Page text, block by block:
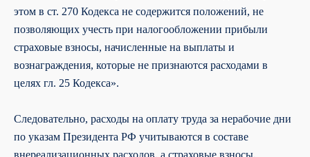
этом в ст. 270 Кодекса не содержится положений, не
позволяющих учесть при налогообложении прибыли
страховые взносы, начисленные на выплаты и
вознаграждения, которые не признаются расходами в
целях гл. 25 Кодекса».
Следовательно, расходы на оплату труда за нерабочие дни
по указам Президента РФ учитываются в составе
внереализационных расходов, а страховые взносы,